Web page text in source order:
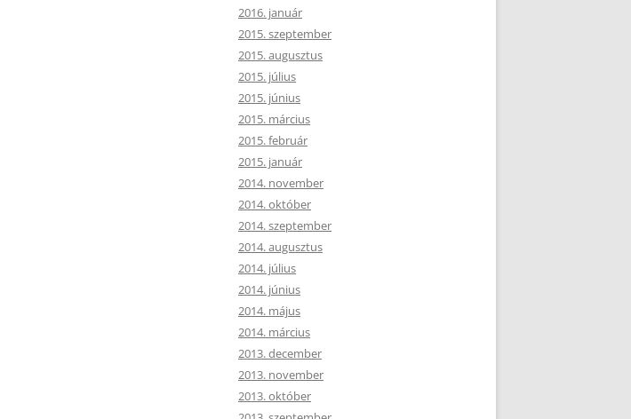
2016. január
2015. szeptember
2015. augusztus
2015. július
2015. június
2015. március
2015. február
2015. január
2014. november
2014. október
2014. szeptember
2014. augusztus
2014. július
2014. június
2014. május
2014. március
2013. december
2013. november
2013. október